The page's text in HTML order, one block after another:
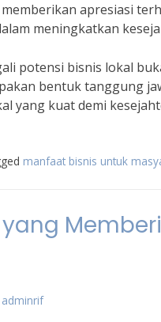
apresiasi
meningkatkan
potensi bisnis lokal
bentuk tanggung
yang kuat demi
manfaat bisnis untuk
adminrif